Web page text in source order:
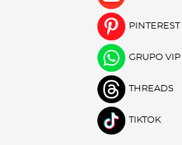
PINTEREST
GRUPO VIP
THREADS
TIKTOK